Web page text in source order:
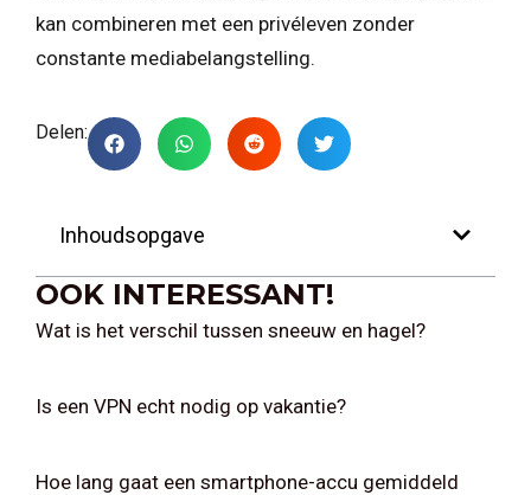
kan combineren met een privéleven zonder
constante mediabelangstelling.
Delen:
Inhoudsopgave
OOK INTERESSANT!
Wat is het verschil tussen sneeuw en hagel?
Is een VPN echt nodig op vakantie?
Hoe lang gaat een smartphone-accu gemiddeld